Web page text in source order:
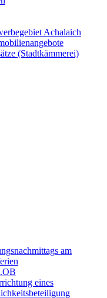
Achalaich
(Stadtkämmerei)
am
eines